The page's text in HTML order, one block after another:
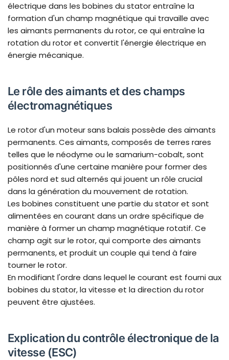
électrique dans les bobines du stator entraîne la
formation d'un champ magnétique qui travaille avec
les aimants permanents du rotor, ce qui entraîne la
rotation du rotor et convertit l'énergie électrique en
énergie mécanique.
Le rôle des aimants et des champs
électromagnétiques
Le rotor d'un moteur sans balais possède des aimants
permanents. Ces aimants, composés de terres rares
telles que le néodyme ou le samarium-cobalt, sont
positionnés d'une certaine manière pour former des
pôles nord et sud alternés qui jouent un rôle crucial
dans la génération du mouvement de rotation.
Les bobines constituent une partie du stator et sont
alimentées en courant dans un ordre spécifique de
manière à former un champ magnétique rotatif. Ce
champ agit sur le rotor, qui comporte des aimants
permanents, et produit un couple qui tend à faire
tourner le rotor.
En modifiant l'ordre dans lequel le courant est fourni aux
bobines du stator, la vitesse et la direction du rotor
peuvent être ajustées.
Explication du contrôle électronique de la
vitesse (ESC)